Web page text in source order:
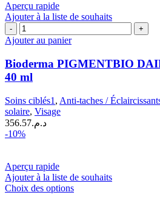
Aperçu rapide
Ajouter à la liste de souhaits
quantité
de
Bioderma
PIGMENTBIO
DAILY
CARE
50+
|
40
ml
Ajouter au panier
Bioderma PIGMENTBIO
40 ml
Soins ciblés1 , Anti-taches /
solaire, Visage
د.م.356.57
-10%
Aperçu rapide
Ajouter à la liste de souhaits
Choix des optionsCe